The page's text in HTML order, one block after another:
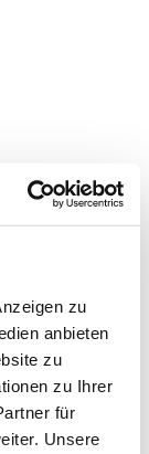
zu
anbieten
zu
zu Ihrer
für
Unsere